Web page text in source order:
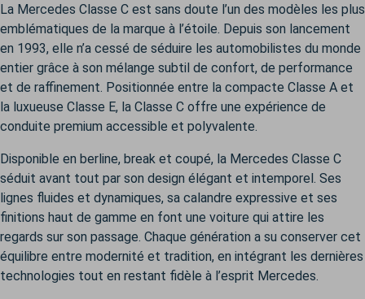
La Mercedes Classe C est sans doute l’un des modèles les plus
emblématiques de la marque à l’étoile. Depuis son lancement
en 1993, elle n’a cessé de séduire les automobilistes du monde
entier grâce à son mélange subtil de confort, de performance
et de raffinement. Positionnée entre la compacte Classe A et
la luxueuse Classe E, la Classe C offre une expérience de
conduite premium accessible et polyvalente.
Disponible en berline, break et coupé, la Mercedes Classe C
séduit avant tout par son design élégant et intemporel. Ses
lignes fluides et dynamiques, sa calandre expressive et ses
finitions haut de gamme en font une voiture qui attire les
regards sur son passage. Chaque génération a su conserver cet
équilibre entre modernité et tradition, en intégrant les dernières
technologies tout en restant fidèle à l’esprit Mercedes.